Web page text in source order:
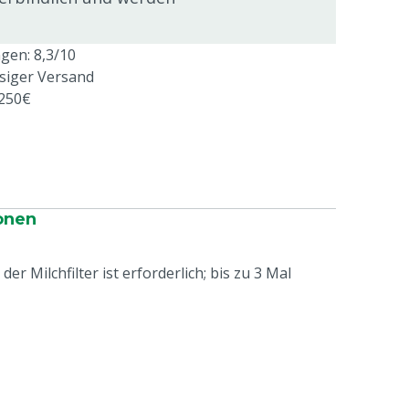
8,3/10
Versand
Milchfilter ist erforderlich; bis zu 3 Mal